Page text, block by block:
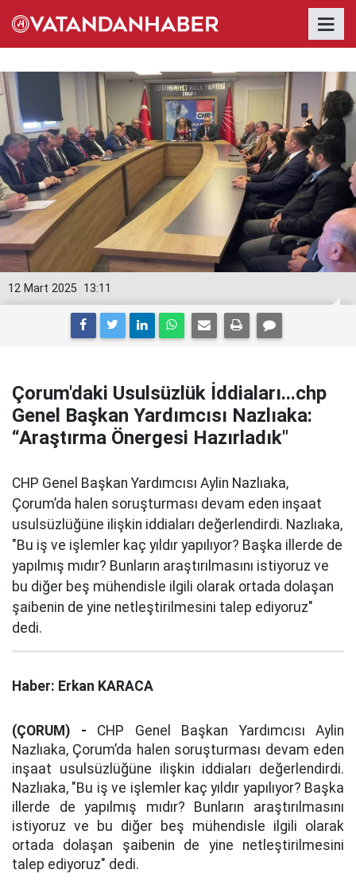
13:11
12 Mart 2025
Çorum'daki Usulsüzlük İddiaları...chp
Genel Başkan Yardımcısı Nazlıaka:
“Araştırma Önergesi Hazırladık"
CHP Genel Başkan Yardımcısı Aylin Nazlıaka,
Çorum’da halen soruşturması devam eden inşaat
usulsüzlüğüne ilişkin iddiaları değerlendirdi. Nazlıaka,
"Bu iş ve işlemler kaç yıldır yapılıyor? Başka illerde de
yapılmış mıdır? Bunların araştırılmasını istiyoruz ve
bu diğer beş mühendisle ilgili olarak ortada dolaşan
şaibenin de yine netleştirilmesini talep ediyoruz"
dedi.
Haber: Erkan KARACA
(ÇORUM) - CHP Genel Başkan Yardımcısı Aylin
Nazlıaka, Çorum’da halen soruşturması devam eden
inşaat usulsüzlüğüne ilişkin iddiaları değerlendirdi.
Nazlıaka, "Bu iş ve işlemler kaç yıldır yapılıyor? Başka
illerde de yapılmış mıdır? Bunların araştırılmasını
istiyoruz ve bu diğer beş mühendisle ilgili olarak
ortada dolaşan şaibenin de yine netleştirilmesini
talep ediyoruz" dedi.